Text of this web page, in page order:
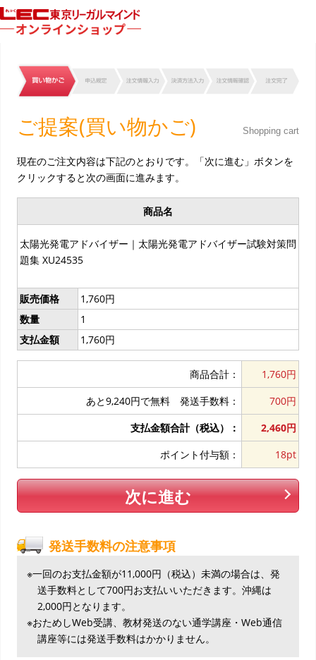
ご提案(買い物かご) Shopping cart
現在のご注文内容は下記のとおりです。「次に進む」ボタンを
クリックすると次の画面に進みます。
商品名
太陽光発電アドバイザー｜太陽光発電アドバイザー試験対策問
題集 XU24535
販売価格
1,760円
数量
1
支払金額
1,760円
商品合計：
1,760円
あと9,240円で無料発送手数料：
700円
支払金額合計（税込）：
2,460円
ポイント付与額：
18pt
次に進む
発送手数料の注意事項
※一回のお支払金額が11,000円（税込）未満の場合は、発
送手数料として700円お支払いいただきます。沖縄は
2,000円となります。
※おためしWeb受講、教材発送のない通学講座・Web通信
講座等には発送手数料はかかりません。